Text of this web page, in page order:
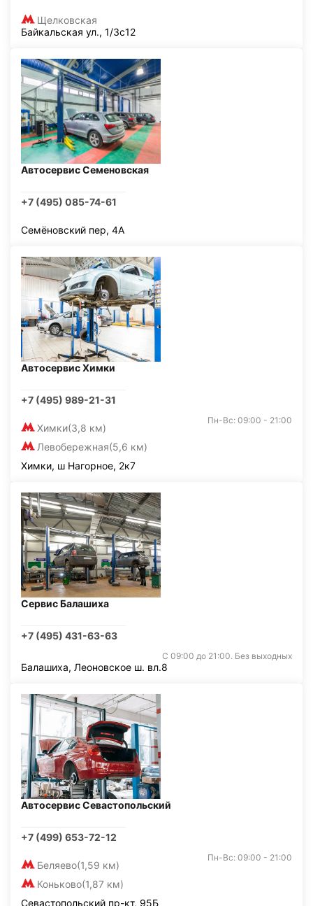
Щелковская
Байкальская ул., 1/3с12
Автосервис Семеновская
+7 (495) 085-74-61
Семёновский пер, 4А
Автосервис Химки
+7 (495) 989-21-31
Химки(3,8 км)
Левобережная(5,6 км)
Пн-Вс: 09:00 - 21:00
Химки, ш Нагорное, 2к7
Сервис Балашиха
+7 (495) 431-63-63
С 09:00 до 21:00. Без выходных
Балашиха, Леоновское ш. вл.8
Автосервис Севастопольский
+7 (499) 653-72-12
Беляево(1,59 км)
Коньково(1,87 км)
Пн-Вс: 09:00 - 21:00
Севастопольский пр-кт, 95Б